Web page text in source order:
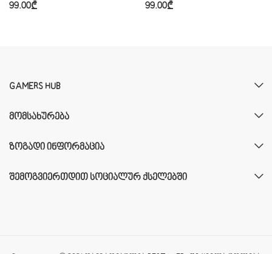
99.00₾ 99.00₾
GAMERS HUB
ᲛᲝᲛᲡᲐᲮᲣᲠᲔᲑᲐ
ᲖᲝᲒᲐᲓᲘ ᲘᲜᲤᲝᲠᲛᲐᲪᲘᲐ
ᲨᲔᲛᲝᲒᲕᲘᲔᲠᲗᲓᲘᲗ ᲡᲝᲪᲘᲐᲚᲣᲠ ᲥᲡᲔᲚᲔᲑᲨᲘ